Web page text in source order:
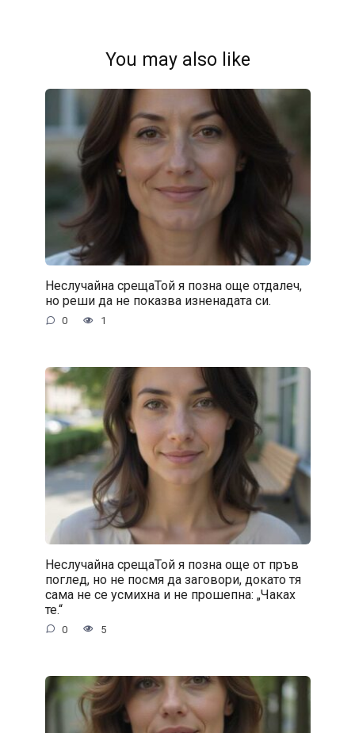
You may also like
Неслучайна срещаТой я позна още отдалеч,
но реши да не показва изненадата си.
0 1
Неслучайна срещаТой я позна още от пръв
поглед, но не посмя да заговори, докато тя
сама не се усмихна и не прошепна: „Чаках
те.“
0 5